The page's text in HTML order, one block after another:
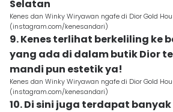
Selatan
Kenes dan Winky Wiryawan ngafe di Dior Gold
(instagram.com/kenesandari)
9. Kenes terlihat berkeliling ke
yang ada di dalam butik Dior
mandi pun estetik ya!
Kenes dan Winky Wiryawan ngafe di Dior Gold
(instagram.com/kenesandari)
10. Di sini juga terdapat